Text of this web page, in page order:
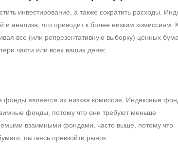
инвестирование, а также сократить расходы.
анализа, что приводит к более низким комиссиям.
все (или репрезентативную выборку) ценных
части или всех ваших денег.
является их низкая комиссия. Индексные
фонды, потому что они требуют меньше
взаимными фондами, часто выше, потому что
пытаясь превзойти рынок.